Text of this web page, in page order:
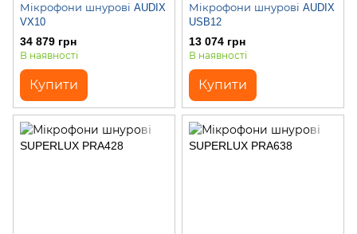
Мікрофони шнурові AUDIX
VX10
34 879 грн
В наявності
Купити
Мікрофони шнурові AUDIX
USB12
13 074 грн
В наявності
Купити